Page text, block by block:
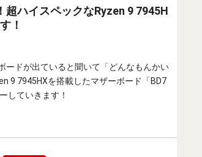
ハイスペックなRyzen 9 7945H
！
ードが出ていると聞いて「どんなもんかい
9 7945HXを搭載したマザーボード「BD7
していきます！